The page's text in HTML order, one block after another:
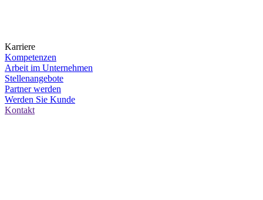
Karriere
Kompetenzen
Arbeit im Unternehmen
Stellenangebote
Partner werden
Werden Sie Kunde
Kontakt